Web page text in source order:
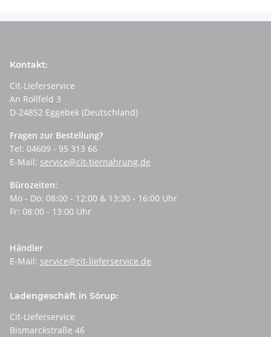
Kontakt:
Cit-Lieferservice
An Rollfeld 3
D-24852 Eggebek (Deutschland)
Fragen zur Bestellung?
Tel: 04609 - 95 313 66
E-Mail: service@cit-tiernahrung.de
Bürozeiten:
Mo - Do: 08:00 - 12:00 & 13:30 - 16:00 Uhr
Fr: 08:00 - 13:00 Uhr
Händler
E-Mail: service@cit-lieferservice.de
Ladengeschäft in Sörup:
Cit-Lieferservice
Bismarckstraße 46